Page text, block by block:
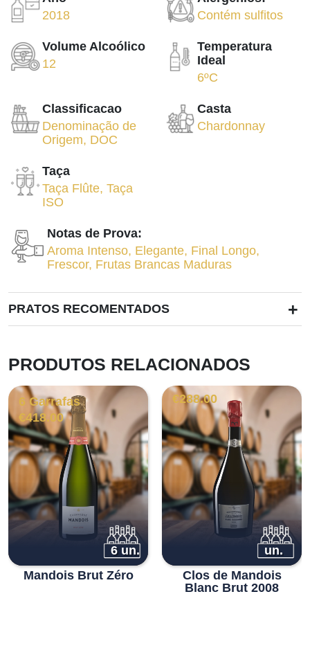
2018
Contém sulfitos
Volume Alcoólico
12
Temperatura
Ideal
6ºC
Classificacao
Denominação de
Origem, DOC
Casta
Chardonnay
Taça
Taça Flûte,Taça
ISO
Notas de Prova:
Aroma Intenso, Elegante, Final Longo,
Frescor, Frutas Brancas Maduras
PRATOS RECOMENTADOS +
PRODUTOS RELACIONADOS
6 Garrafas
€418.00
6 un.
Mandois Brut Zéro
€288.00
un.
Clos de Mandois
Blanc Brut 2008